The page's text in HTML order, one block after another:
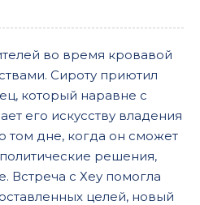
во время кровавой
Сироту приютил
который наравне с
его искусству владения
том дне, когда он сможет
решения,
Встреча с Хеу помогла
целей, новый